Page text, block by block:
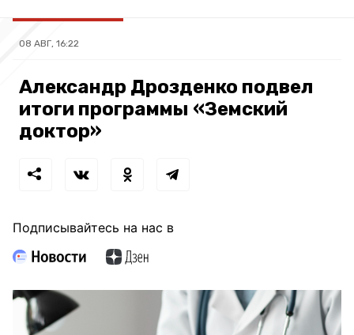
08 АВГ, 16:22
Александр Дрозденко подвел
итоги программы «Земский
доктор»
Подписывайтесь на нас в